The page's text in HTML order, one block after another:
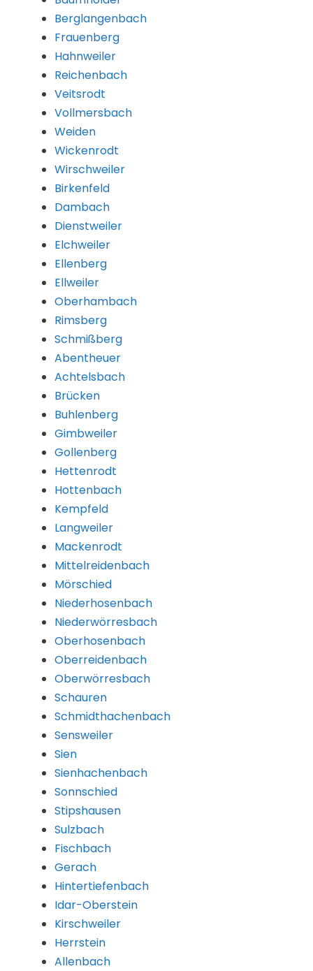
Berglangenbach
Frauenberg
Hahnweiler
Reichenbach
Veitsrodt
Vollmersbach
Weiden
Wickenrodt
Wirschweiler
Birkenfeld
Dambach
Dienstweiler
Elchweiler
Ellenberg
Ellweiler
Oberhambach
Rimsberg
Schmißberg
Abentheuer
Achtelsbach
Brücken
Buhlenberg
Gimbweiler
Gollenberg
Hettenrodt
Hottenbach
Kempfeld
Langweiler
Mackenrodt
Mittelreidenbach
Mörschied
Niederhosenbach
Niederwörresbach
Oberhosenbach
Oberreidenbach
Oberwörresbach
Schauren
Schmidthachenbach
Sensweiler
Sien
Sienhachenbach
Sonnschied
Stipshausen
Sulzbach
Fischbach
Gerach
Hintertiefenbach
Idar-Oberstein
Kirschweiler
Herrstein
Allenbach